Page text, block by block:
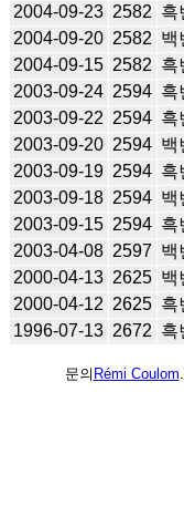
2004-09-23 2582 흑
2004-09-20 2582 백
2004-09-15 2582 흑
2003-09-24 2594 흑
2003-09-22 2594 흑
2003-09-20 2594 백
2003-09-19 2594 흑
2003-09-18 2594 백
2003-09-15 2594 흑
2003-04-08 2597 백
2000-04-13 2625 백
2000-04-12 2625 흑
1996-07-13 2672 흑
문의 Rémi Coulom